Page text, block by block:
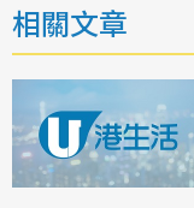
相關文章